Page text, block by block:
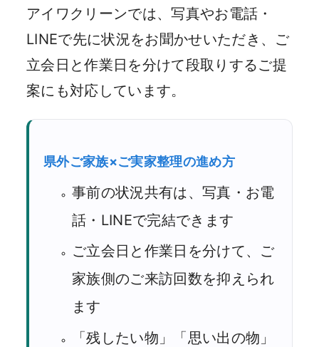
アイワクリーンでは、写真やお電話・
LINEで先に状況をお聞かせいただき、ご
立会日と作業日を分けて段取りするご提
案にも対応しています。
県外ご家族×ご実家整理の進め方
事前の状況共有は、写真・お電
話・LINEで完結できます
ご立会日と作業日を分けて、ご
家族側のご来訪回数を抑えられ
ます
「残したい物」「思い出の物」